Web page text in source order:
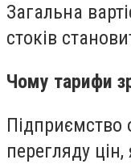
Загальна
стоків
Чому тарифи
Підприємство
перегляду